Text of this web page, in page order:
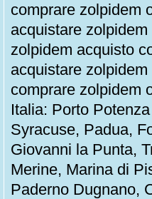
comprare zolpidem
acquistare
zolpidem acquisto
acquistare
comprare zolpidem
Italia: Porto
Syracuse, Padua,
Giovanni la Punta,
Merine, Marina di
Paderno Dugnano,